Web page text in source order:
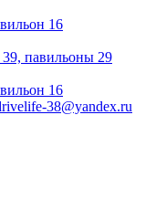
16
39, павильоны 29
16
38@yandex.ru